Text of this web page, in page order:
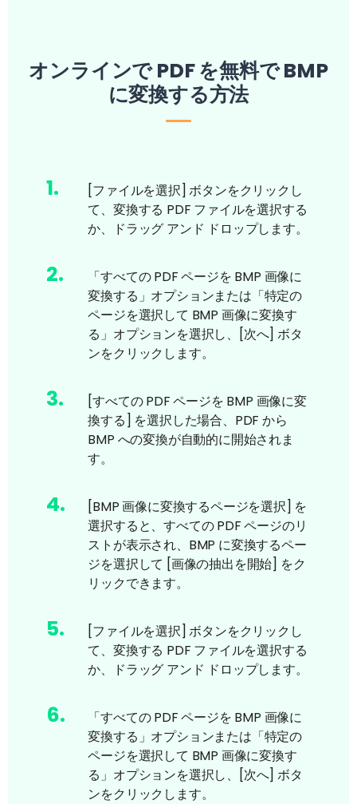
オンラインで PDF を無料で BMP
に変換する方法
1.
[ファイルを選択] ボタンをクリックし
て、変換する PDF ファイルを選択する
か、ドラッグ アンド ドロップします。
2.
「すべての PDF ページを BMP 画像に
変換する」オプションまたは「特定の
ページを選択して BMP 画像に変換す
る」オプションを選択し、[次へ] ボタ
ンをクリックします。
3.
[すべての PDF ページを BMP 画像に変
換する] を選択した場合、PDF から
BMP への変換が自動的に開始されま
す。
4.
[BMP 画像に変換するページを選択] を
選択すると、すべての PDF ページのリ
ストが表示され、BMP に変換するペー
ジを選択して [画像の抽出を開始] をク
リックできます。
5.
[ファイルを選択] ボタンをクリックし
て、変換する PDF ファイルを選択する
か、ドラッグ アンド ドロップします。
6.
「すべての PDF ページを BMP 画像に
変換する」オプションまたは「特定の
ページを選択して BMP 画像に変換す
る」オプションを選択し、[次へ] ボタ
ンをクリックします。